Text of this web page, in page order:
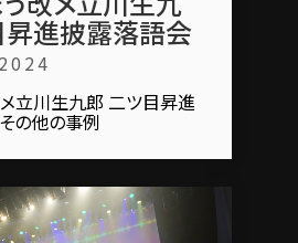
昇進披露落語会
立川生九郎 二ツ目昇進
の他の事例